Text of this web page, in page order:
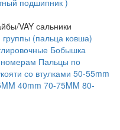
подшипник )
VAY сальники
(пальца ковша)
Бобышка
номерам Пальцы по
со втулками 50-55mm
40mm 70-75MM 80-